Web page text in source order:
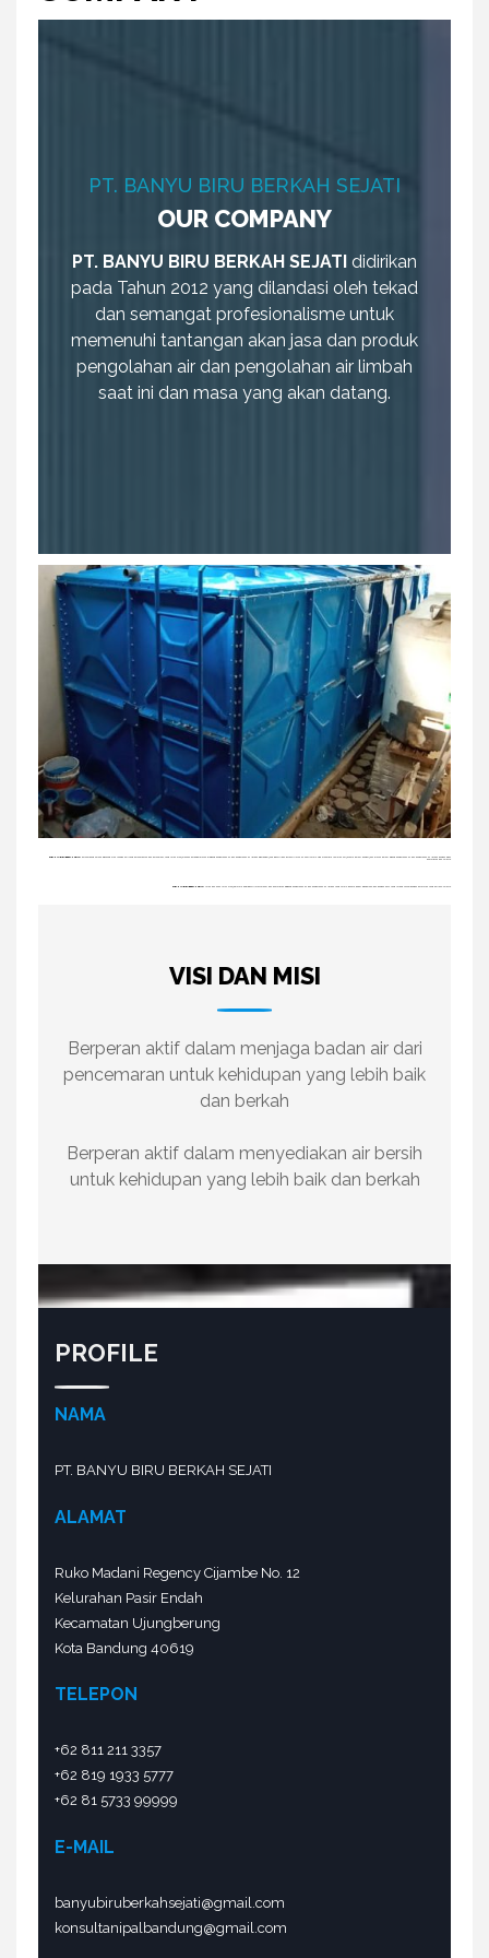
r
PT. BANYU BIRU BERKAH SEJATI
OUR COMPANY
PT. BANYU BIRU BERKAH SEJATI didirikan
pada Tahun 2012 yang dilandasi oleh tekad
dan semangat profesionalisme untuk
memenuhi tantangan akan jasa dan produk
pengolahan air dan pengolahan air limbah
saat ini dan masa yang akan datang.
VISI DAN MISI
Berperan aktif dalam menjaga badan air dari
pencemaran untuk kehidupan yang lebih baik
dan berkah
Berperan aktif dalam menyediakan air bersih
untuk kehidupan yang lebih baik dan berkah
PROFILE
NAMA
PT. BANYU BIRU BERKAH SEJATI
ALAMAT
Ruko Madani Regency Cijambe No. 12
Kelurahan Pasir Endah
Kecamatan Ujungberung
Kota Bandung 40619
TELEPON
+62 811 211 3357
+62 819 1933 5777
+62 81 5733 99999
E-MAIL
banyubiruberkahsejati@gmail.com
konsultanipalbandung@gmail.com